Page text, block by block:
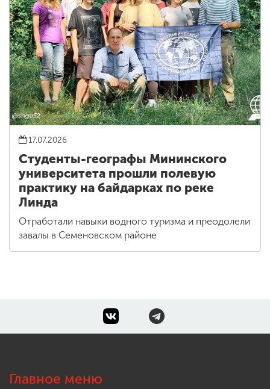
17.07.2026
Студенты-географы Мининского
университета прошли полевую
практику на байдарках по реке
Линда
Отработали навыки водного туризма и преодолели
завалы в Семеновском районе
Главное меню